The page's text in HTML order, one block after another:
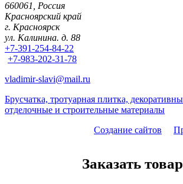
660061, Россия
Красноярский край
г. Красноярск
ул. Калинина. д. 88
+7-391-254-84-22
+7-983-202-31-78
vladimir-slavi@mail.ru
Брусчатка, тротуарная плитка,
отделочные и строительные материалы
Создание сайтов
Заказать товар